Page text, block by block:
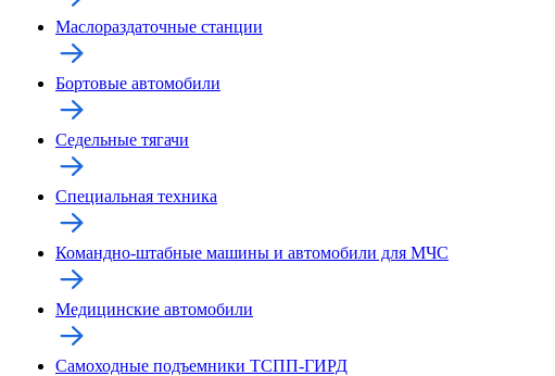
Маслораздаточные станции
Бортовые автомобили
Седельные тягачи
Специальная техника
Командно-штабные машины и автомобили для МЧС
Медицинские автомобили
Самоходные подъемники ТСПП-ГИРД